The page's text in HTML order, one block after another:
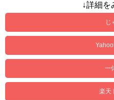
↓詳細を
じ
一
楽天